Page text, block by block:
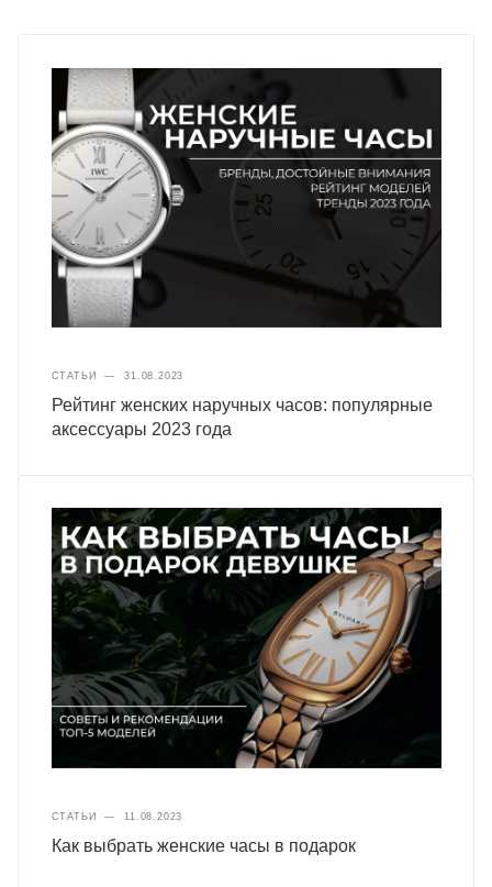
СТАТЬИ — 31.08.2023
Рейтинг женских наручных часов: популярные
аксессуары 2023 года
СТАТЬИ — 11.08.2023
Как выбрать женские часы в подарок